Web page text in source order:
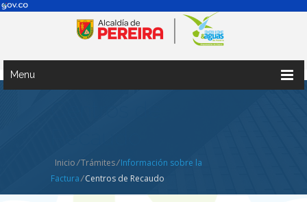
Menu
Inicio/Trámites/Información sobre la
Factura/Centros de Recaudo